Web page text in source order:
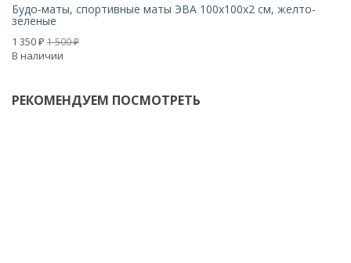
Будо-маты, спортивные маты ЭВА 100х100x2 см, желто-
зеленые
1 350 ₽ 1 500₽
В наличии
РЕКОМЕНДУЕМ ПОСМОТРЕТЬ